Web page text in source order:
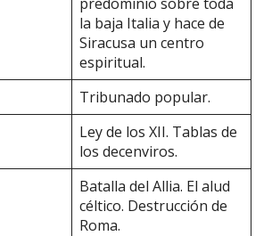
la baja Italia y hace de
Siracusa un centro
espiritual.
Tribunado popular.
Ley de los XII. Tablas de
los decenviros.
Batalla del Allia. El alud
céltico. Destrucción de
Roma.